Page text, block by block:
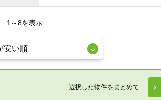
1～8を表示
選択した物件をまとめて